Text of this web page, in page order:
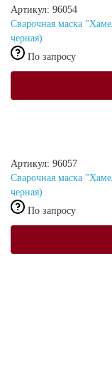
Артикул: 96054
Сварочная маска
черная)
По запросу
Артикул: 96057
Сварочная маска
черная)
По запросу